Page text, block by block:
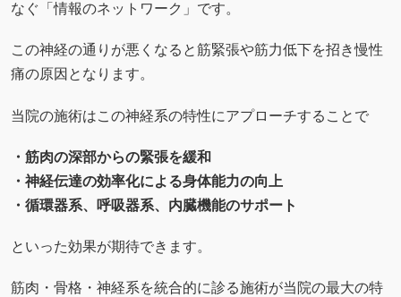
なぐ「情報のネットワーク」です。
この神経の通りが悪くなると筋緊張や筋力低下を招き慢性
痛の原因となります。
当院の施術はこの神経系の特性にアプローチすることで
・筋肉の深部からの緊張を緩和
・神経伝達の効率化による身体能力の向上
・循環器系、呼吸器系、内臓機能のサポート
といった効果が期待できます。
筋肉・骨格・神経系を統合的に診る施術が当院の最大の特